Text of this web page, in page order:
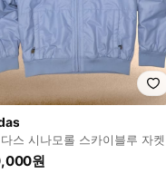
스 시나모롤 스카이블루 자
원